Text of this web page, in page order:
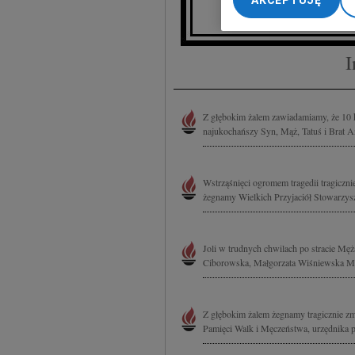
Z głębokim żalem zawiadamiamy, że
najukochańszy Syn, Mąż, Tatuś i Brat
Wstrząśnięci ogromem tragedii
żegnamy Wielkich Przyjaciół
Joli w trudnych chwilach po stracie
Ciborowska, Małgorzata Wiśniewska
Z głębokim żalem żegnamy tragicznie
Pamięci Walk i Męczeństwa, urzędnika
My, nasi Zaufani
dokładnych danych
Przechowywanie
treści, badnie